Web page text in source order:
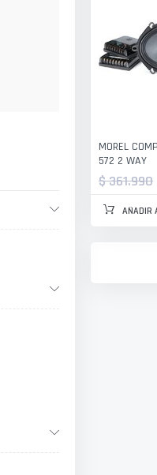
MOREL
572 2 WAY
$ 361.990
AÑADIR